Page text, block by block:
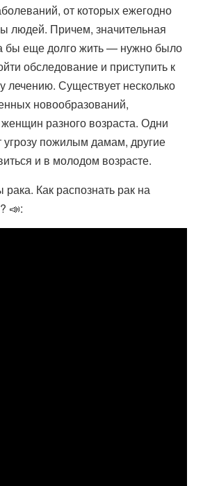
от которых ежегодно
людей. Причем, значительная
бы еще долго жить — нужно было
обследование и приступить к
лечению. Существует несколько
новообразований,
разного возраста. Одни
угрозу пожилым дамам, другие
и в молодом возрасте.
Как распознать рак на
📣: